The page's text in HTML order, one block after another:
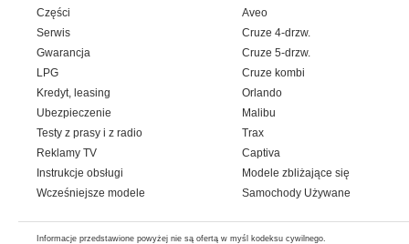
Części
Serwis
Gwarancja
LPG
Kredyt, leasing
Ubezpieczenie
Testy z prasy i z radio
Reklamy TV
Instrukcje obsługi
Wcześniejsze modele
Aveo
Cruze 4-drzw.
Cruze 5-drzw.
Cruze kombi
Orlando
Malibu
Trax
Captiva
Modele zbliżające się
Samochody Używane
Informacje przedstawione powyżej nie są ofertą w myśl kodeksu cywilnego.